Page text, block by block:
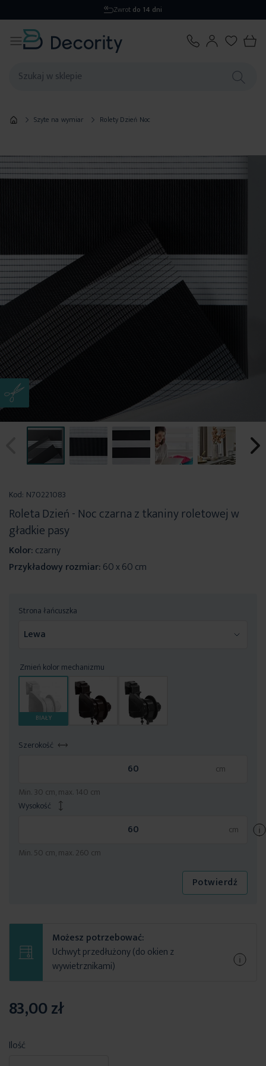
Zwrot do 14 dni
Szyte na wymiar Rolety Dzień Noc
Przejdź
na
początek
galerii
Kod: N70221083
Roleta Dzień - Noc czarna z tkaniny roletowej w
gładkie pasy
Kolor:czarny
Przykładowy rozmiar:60 x 60 cm
Strona łańcuszka
Zmień kolor mechanizmu
BIAŁY
Szerokość
Min. 30 cm, max. 140 cm
Wysokość
Min. 50 cm, max. 260 cm
Potwierdź
Możesz potrzebować:
Uchwyt przedłużony (do okien z
wywietrznikami)
83,00 zł
Ilość